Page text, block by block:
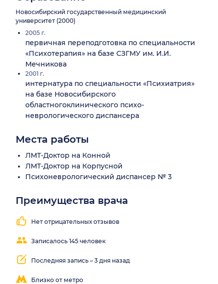
Новосибирский государственный медицинский
университет (2000)
2005 г.
первичная переподготовка по специальности
«Психотерапия» на базе СЗГМУ им. И.И.
Мечникова
2001 г.
интернатура по специальности «Психиатрия»
на базе Новосибирского
областногоклинического психо-
неврологического диспансера
Места работы
ЛМТ-Доктор на Конной
ЛМТ-Доктор на Корпусной
Психоневрологический диспансер № 3
Преимущества врача
Нет отрицательных отзывов
Записалось 145 человек
Последняя запись – 3 дня назад
Близко от метро
Находит
пациентом